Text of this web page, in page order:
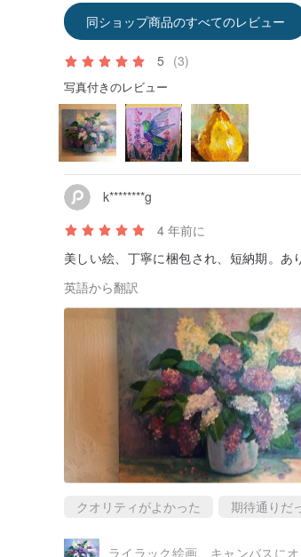
同ショップ商品のすべてのレビュー
5 (3)
写真付きのレビュー
k********g
4 年前に
美しい絵、丁寧に梱包され、短納期。あ
英語から翻訳
クオリティがよかった 期待通りだ
ライラック絵画、キャンバスに